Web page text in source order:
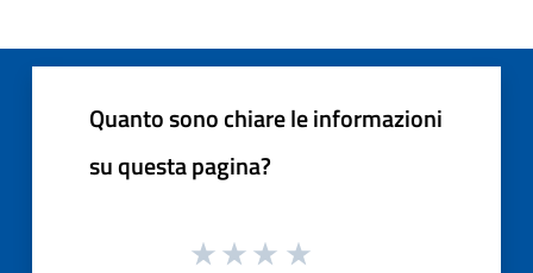
Quanto sono chiare le informazioni
su questa pagina?